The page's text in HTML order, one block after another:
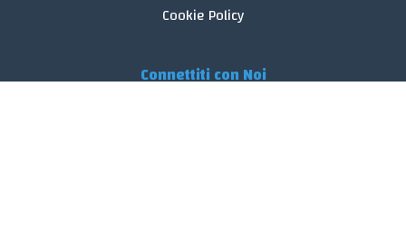
Cookie Policy
Connettiti con Noi